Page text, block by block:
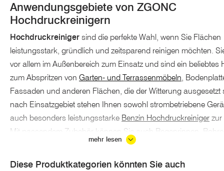
Anwendungsgebiete von ZGONC
Hochdruckreinigern
Hochdruckreiniger sind die perfekte Wahl, wenn Sie Flächen
leistungsstark, gründlich und zeitsparend reinigen möchten.
vor allem im Außenbereich zum Einsatz und sind ein beliebtes
zum Abspritzen von Garten- und Terrassenmöbeln,
Fassaden und anderen Flächen, die der Witterung ausgesetzt
nach Einsatzgebiet stehen Ihnen sowohl strombetriebene
auch besonders leistungsstarke Benzin Hochdruckreiniger zur
Mit passendem Zubehör können Sie auch Regenrinnen,
Fahrzeugunterböden reinigen.
Entfernen Sie mühelos Algen, Flechten, Moos und Schmutz
mehr lesen
Diese Produktkategorien könnten Sie auch